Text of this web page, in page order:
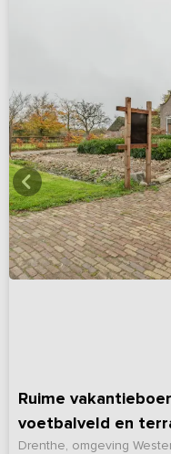
Ruime
voetbalveld en
Drenthe, omgeving